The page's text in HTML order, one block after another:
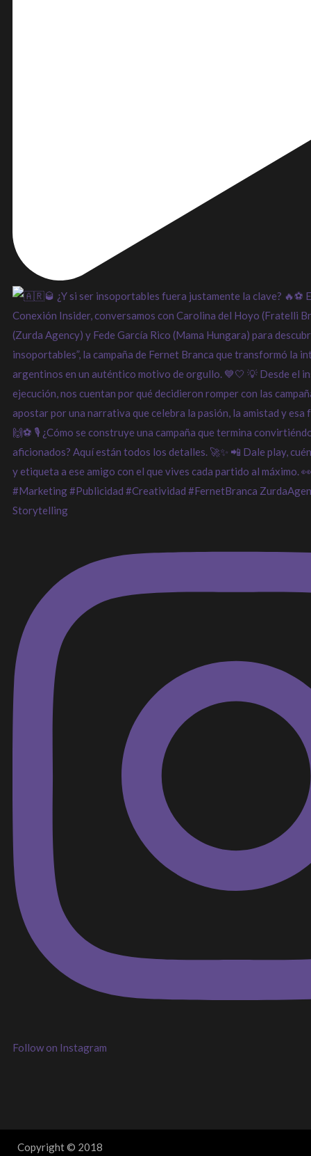
Follow on Instagram
Copyright © 2018